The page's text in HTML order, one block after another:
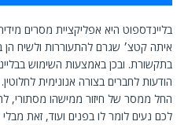
בליינדספוט היא אפליקציית מסרים
איתה קטצ׳ שגרם להתעוררות ולשיח הן
בתקשורת. ובכן באמצעות השימוש
הודעות לחברים בצורה אנונימית
החל ממסר של חיזור ממישהו מסתורי,
לכם נעים לומר לו בפנים ועוד, זאת